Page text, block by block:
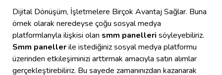
Dijital Dönüşüm, İşletmelere Birçok Avantaj Sağlar. Buna
örnek olarak neredeyse çoğu sosyal medya
platformlarıyla ilişkisi olan smm panelleri söyleyebiliriz.
Smm panellerile istediğiniz sosyal medya platformu
üzerinden etkileşiminizi arttırmak amacıyla satın alımlar
gerçekleştirebiliriz. Bu sayede zamanınızdan kazanarak